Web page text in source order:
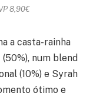
8,90€
a casta-rainha
num blend
(10%) e Syrah
ótimo e